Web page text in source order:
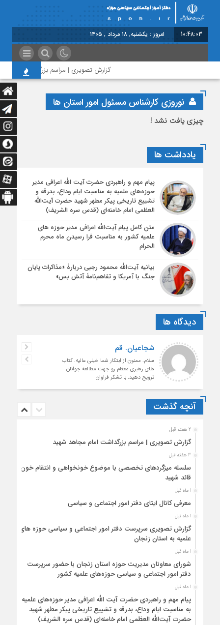
10:48:04 امروز : یکشنبه, ۱۸ مرداد , ۱۴۰۵
گزارش تصویری | مراسم بزرگداشت امام
نوروزی کارشناس مسئول امور استان ها
چیزی یافت نشد !
یادداشت ها
پیام مهم و راهبردی حضرت آیت الله اعرافی مدیر
حوزه‌های علمیه به مناسبت ایام وداع، بدرقه و
تشییع تاریخی پیکر مطهر شهید حضرت آیت‌الله
العظمی امام خامنه‌ای (قدس سره الشریف)
متن کامل پیام آیت‌الله اعرافی مدیر حوزه های
علمیه کشور به مناسبت فرا رسیدن ماه محرم
الحرام
بیانیه آیت‌الله محمود رجبی دربارۀ «مذاکرات پایان
جنگ با آمریکا و تفاهم‌نامۀ آتش بس»
دیدگاه ها
شجاعیان. قم
سلام. ممنون از ابتکار شما خیلی عالیه. کتاب
های رهبری معظم رو جهت مطالعه جوانان
ترویج دهید. با تشکر فراوان
آنچه گذشت
2 هفته قبل
گزارش تصویری | مراسم بزرگداشت امام مجاهد شهید
3 هفته قبل
سلسله میزگردهای تخصصی با موضوع خونخواهی و انتقام خون
قائد شهید
1 ماه قبل
معرفی کانال ایتای دفتر امور اجتماعی و سیاسی
1 ماه قبل
گزارش تصویری سرپرست دفتر امور اجتماعی و سیاسی حوزه های
علمیه به استان زنجان
1 ماه قبل
شورای معاونان مدیریت حوزه استان زنجان با حضور سرپرست
دفتر امور اجتماعی و سیاسی حوزه‌های علمیه کشور
1 ماه قبل
پیام مهم و راهبردی حضرت آیت الله اعرافی مدیر حوزه‌های علمیه
به مناسبت ایام وداع، بدرقه و تشییع تاریخی پیکر مطهر شهید
حضرت آیت‌الله العظمی امام خامنه‌ای (قدس سره الشریف)